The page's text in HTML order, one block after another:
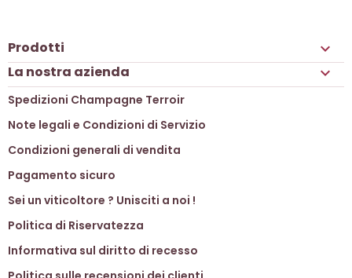
Prodotti 
La nostra azienda 
Spedizioni Champagne Terroir
Note legali e Condizioni di Servizio
Condizioni generali di vendita
Pagamento sicuro
Sei un viticoltore ? Unisciti a noi !
Politica di Riservatezza
Informativa sul diritto di recesso